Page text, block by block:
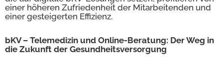
einer höheren Zufriedenheit der Mitarbeitenden und
einer gesteigerten Effizienz.
bKV – Telemedizin und Online-Beratung: Der Weg in
die Zukunft der Gesundheitsversorgung